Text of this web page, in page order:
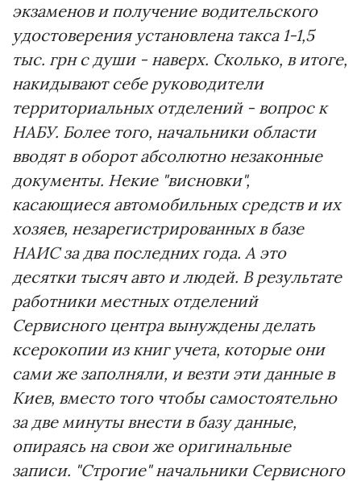
экзаменов и получение водительского
удостоверения установлена такса 1-1,5
тыс. грн с души - наверх. Сколько, в итоге,
накидывают себе руководители
территориальных отделений - вопрос к
НАБУ. Более того, начальники области
вводят в оборот абсолютно незаконные
документы. Некие "висновки",
касающиеся автомобильных средств и их
хозяев, незарегистрированных в базе
НАИС за два последних года. А это
десятки тысяч авто и людей. В результате
работники местных отделений
Сервисного центра вынуждены делать
ксерокопии из книг учета, которые они
сами же заполняли, и везти эти данные в
Киев, вместо того чтобы самостоятельно
за две минуты внести в базу данные,
опираясь на свои же оригинальные
записи. "Строгие" начальники Сервисного